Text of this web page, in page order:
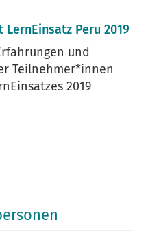
LernEinsatz Peru 2019
und
Teilnehmer*innen
2019